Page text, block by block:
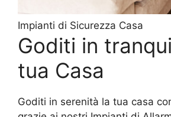
Impianti di Sicurezza Casa
Goditi in
tua Casa
Goditi in serenità la tua casa